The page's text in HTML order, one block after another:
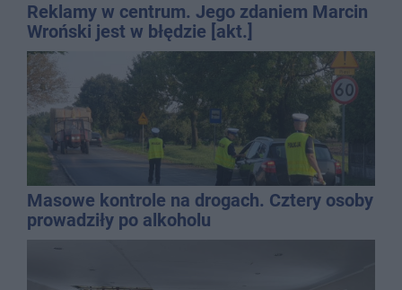
Reklamy w centrum. Jego zdaniem Marcin
Wroński jest w błędzie [akt.]
Masowe kontrole na drogach. Cztery osoby
prowadziły po alkoholu